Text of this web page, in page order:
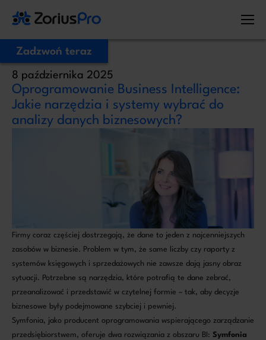
Zostaw Swój numer telefonu,
zadzwonimy niezwłocznie!
Administratorem Twoich danych osobowych jest ZoriusPro Sp. z o.o. Dane
podane w formularzu przetwarzamy w celu obsługi Twojej wiadomości i
kontaktu w związku z jej treścią. Podstawą przetwarzania jest art. 6 ust. 1 lit. b
RODO, gdy Twoje zapytanie dotyczy oferty lub zawarcia umowy, albo art. 6
ust. 1 lit. f RODO, gdy kontakt dotyczy innej sprawy. Więcej informacji o
zasadach przetwarzania danych znajdziesz w
Polityce prywatności.
Zadzwoń teraz
8 października 2025
Oprogramowanie Business Intelligence:
Jakie narzędzia i systemy wybrać do
analizy danych biznesowych?
Firmy coraz częściej dostrzegają, że dane to jeden z najcenniejszych
zasobów w biznesie. Problem w tym, że same liczby czy raporty z
systemów księgowych i sprzedażowych nie zawsze dają jasny obraz
sytuacji. Potrzebne są narzędzia, które potrafią te dane zebrać,
przeanalizować i przedstawić w czytelnej formie – tak, aby decyzje
biznesowe były podejmowane szybciej i pewniej.
Symfonia, jako producent oprogramowania wspierającego zarządzanie
przedsiębiorstwem, oferuje dwa rozwiązania z obszaru BI: Symfonia